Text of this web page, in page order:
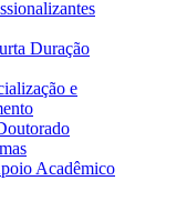
Duração
e
Acadêmico